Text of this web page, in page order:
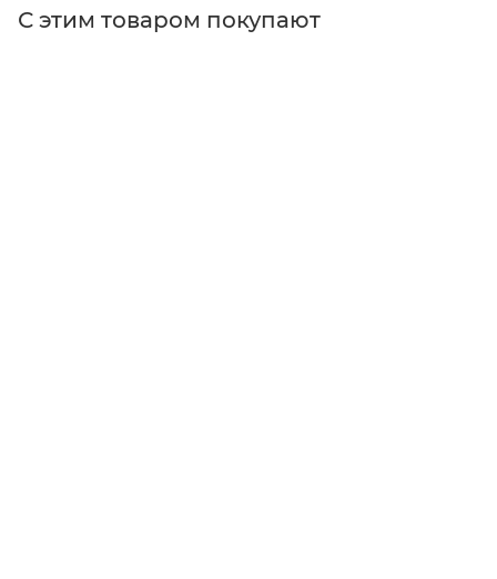
С этим товаром покупают